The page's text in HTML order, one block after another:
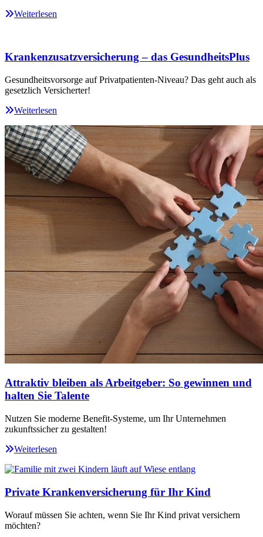
Weiterlesen
Krankenzusatzversicherung – das GesundheitsPlus
Gesundheitsvorsorge auf Privatpatienten-Niveau? Das geht auch als
gesetzlich Versicherter!
Weiterlesen
Attraktiv bleiben als Arbeitgeber: So gewinnen und
halten Sie Talente
Nutzen Sie moderne Benefit-Systeme, um Ihr Unternehmen
zukunftssicher zu gestalten!
Weiterlesen
Private Krankenversicherung für Ihr Kind
Worauf müssen Sie achten, wenn Sie Ihr Kind privat versichern
möchten?